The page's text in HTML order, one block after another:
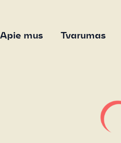
Apie mus Tvarumas